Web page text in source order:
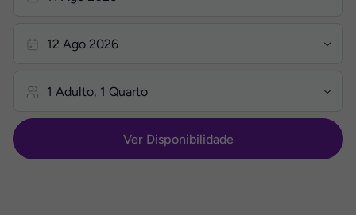
Ver Disponibilidade